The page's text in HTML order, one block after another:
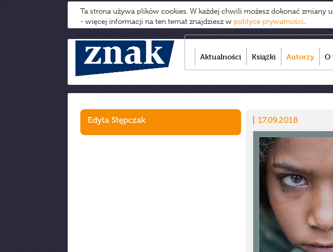
Ta strona używa plików cookies. W każdej chwili możesz dokonać zmiany
- więcej informacji na ten temat znajdziesz w polityce prywatności.
Aktualności Książki Autorzy O
Edyta Stępczak 17.09.2018